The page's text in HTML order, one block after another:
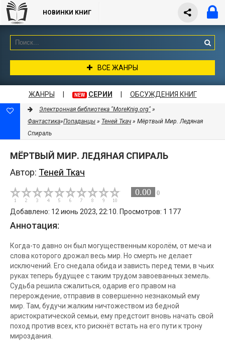
НОВИНКИ КНИГ
ВСЕ ЖАНРЫ
ЖАНРЫ NEW СЕРИИ ОБСУЖДЕНИЯ КНИГ
Электронная библиотека "MoreKnig.org" »
Фантастика»Попаданцы » Теней Ткач » Мёртвый Мир. Ледяная
Спираль
МЁРТВЫЙ МИР. ЛЕДЯНАЯ СПИРАЛЬ
Автор: Теней Ткач
0.00 0
Добавлено: 12 июнь 2023, 22:10. Просмотров: 1 177
Аннотация:
Когда-то давно он был могущественным королём, от меча и
слова которого дрожал весь мир. Но смерть не делает
исключений. Его снедала обида и зависть перед теми, в чьих
руках теперь будущее с таким трудом завоеванных земель.
Судьба решила сжалиться, одарив его правом на
перерождение, отправив в совершенно незнакомый ему
мир. Там, будучи жалким ничтожеством из бедной
аристократической семьи, ему предстоит вновь начать свой
поход против всех, кто рискнёт встать на его пути к трону
мироздания.